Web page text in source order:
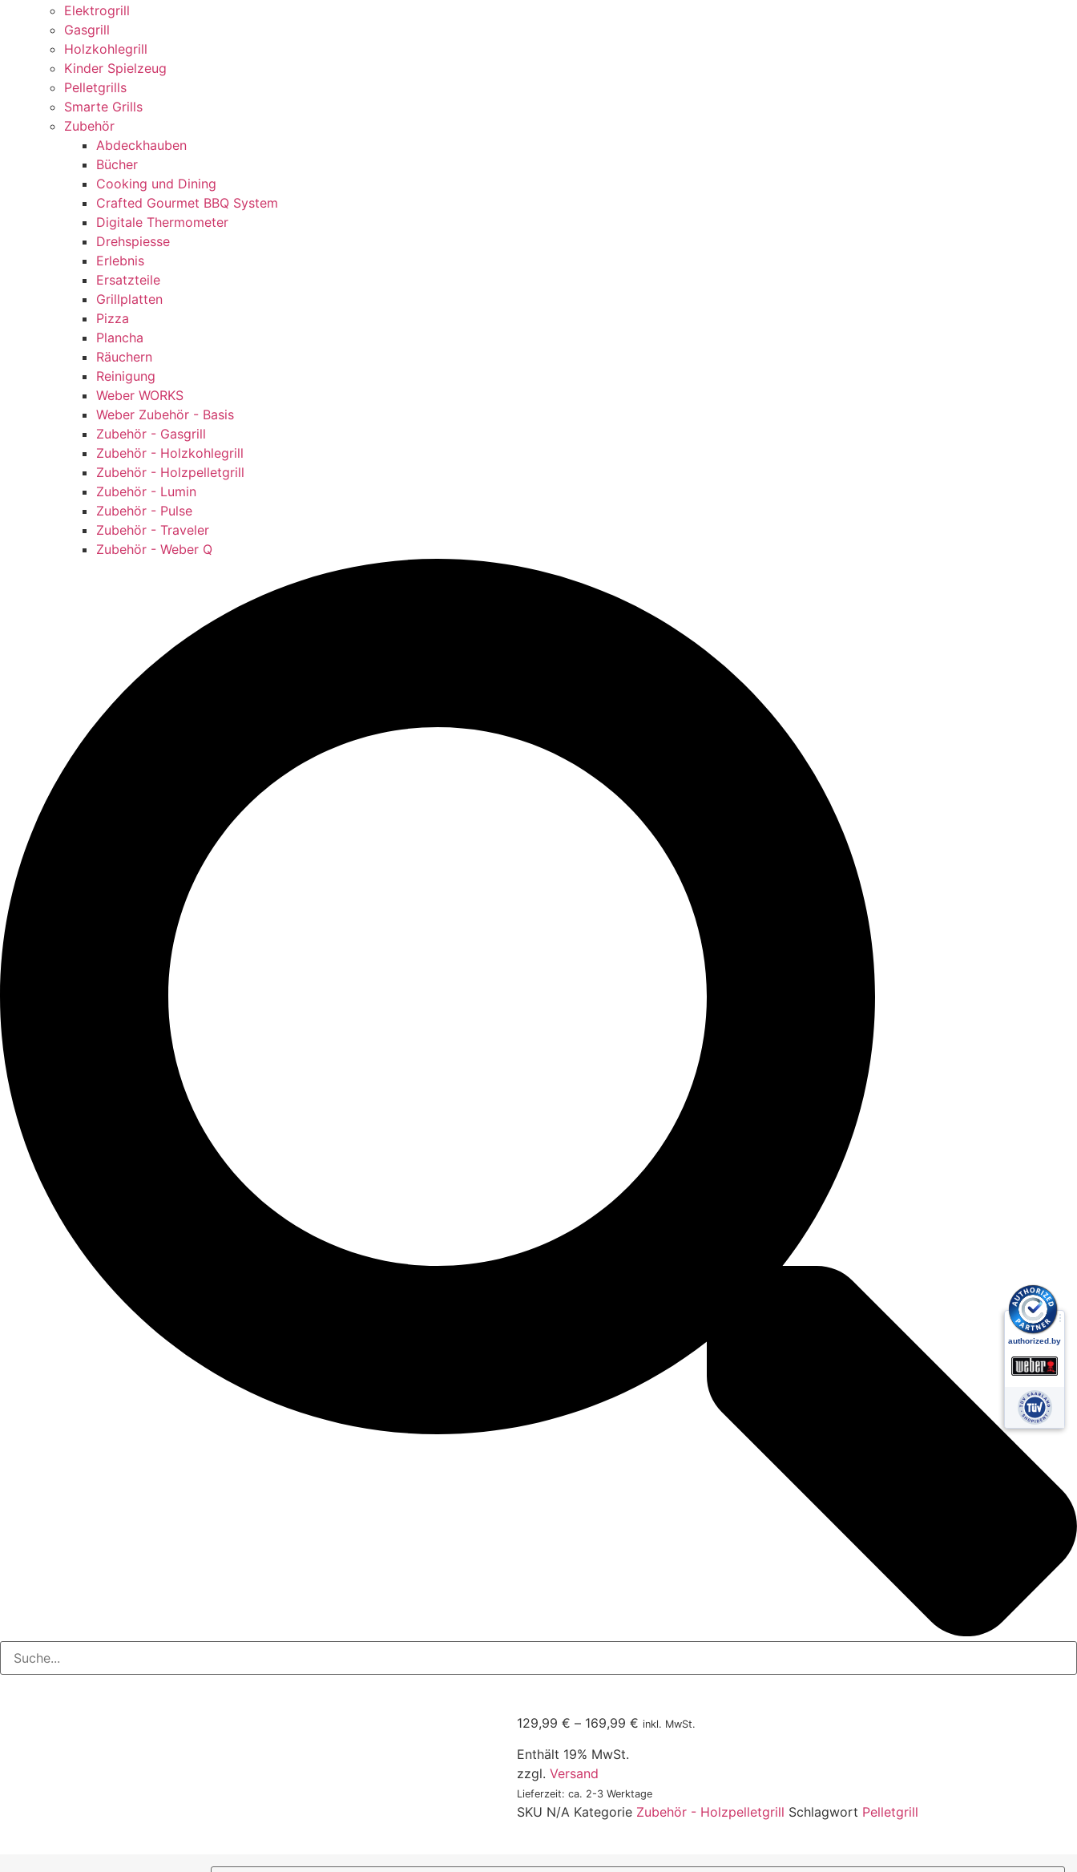
Elektrogrill
Gasgrill
Holzkohlegrill
Kinder Spielzeug
Pelletgrills
Smarte Grills
Zubehör
Abdeckhauben
Bücher
Cooking und Dining
Crafted Gourmet BBQ System
Digitale Thermometer
Drehspiesse
Erlebnis
Ersatzteile
Grillplatten
Pizza
Plancha
Räuchern
Reinigung
Weber WORKS
Weber Zubehör - Basis
Zubehör - Gasgrill
Zubehör - Holzkohlegrill
Zubehör - Holzpelletgrill
Zubehör - Lumin
Zubehör - Pulse
Zubehör - Traveler
Zubehör - Weber Q
129,99€ – 169,99€ inkl. MwSt.
Enthält 19% MwSt.
zzgl.Versand
Lieferzeit: ca. 2-3 Werktage
SKU N/A Kategorie Zubehör - Holzpelletgrill Schlagwort Pelletgrill